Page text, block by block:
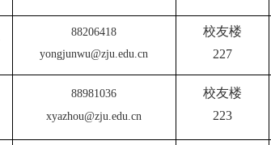
88206418
yongjunwu@zju.edu.cn
校友楼
227
88981036
xyazhou@zju.edu.cn
校友楼
223